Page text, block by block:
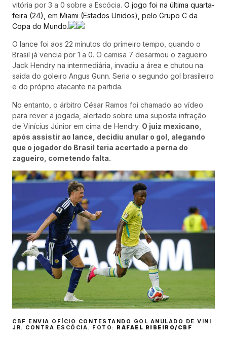
vitória por 3 a 0 sobre a Escócia. O jogo foi na última quarta-
feira (24), em Miami (Estados Unidos), pelo Grupo C da
Copa do Mundo.
O lance foi aos 22 minutos do primeiro tempo, quando o
Brasil já vencia por 1 a 0. O camisa 7 desarmou o zagueiro
Jack Hendry na intermediária, invadiu a área e chutou na
saída do goleiro Angus Gunn. Seria o segundo gol brasileiro
e do próprio atacante na partida.
No entanto, o árbitro César Ramos foi chamado ao vídeo
para rever a jogada, alertado sobre uma suposta infração
de Vinícius Júnior em cima de Hendry. O juiz mexicano,
após assistir ao lance, decidiu anular o gol, alegando
que o jogador do Brasil teria acertado a perna do
zagueiro, cometendo falta.
CBF ENVIA OFÍCIO CONTESTANDO GOL ANULADO DE VINI
JR. CONTRA ESCÓCIA. FOTO: RAFAEL RIBEIRO/CBF